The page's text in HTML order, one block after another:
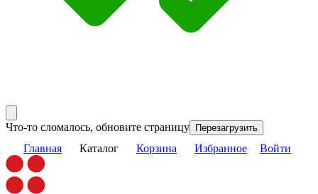
Что-то сломалось, обновите страницу Перезагрузить
Главная Каталог Корзина Избранное Войти